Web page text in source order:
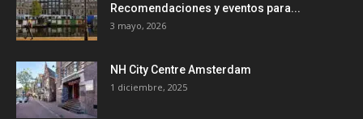
Recomendaciones y eventos para...
3 mayo, 2026
NH City Centre Amsterdam
1 diciembre, 2025